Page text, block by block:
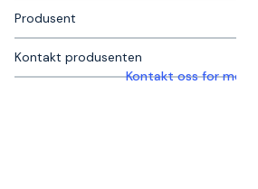
Produsent
Kontakt produsenten
Kontakt oss for mer